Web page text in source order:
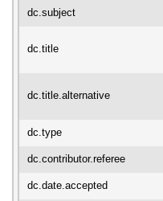
dc.subject
dc.title
dc.title.alternative
dc.type
dc.contributor.referee
dc.date.accepted